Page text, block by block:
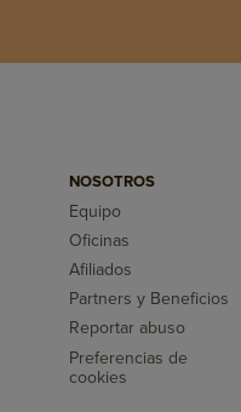
NOSOTROS
Equipo
Oficinas
Afiliados
Partners y Beneficios
Reportar abuso
Preferencias de
cookies